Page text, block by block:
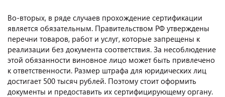
Во-вторых, в ряде случаев прохождение сертификации
является обязательным. Правительством РФ утверждены
перечни товаров, работ и услуг, которые запрещены к
реализации без документа соответствия. За несоблюдение
этой обязанности виновное лицо может быть привлечено
к ответственности. Размер штрафа для юридических лиц
достигает 500 тысяч рублей. Поэтому стоит оформить
документы и предоставить их сертифицирующему органу.